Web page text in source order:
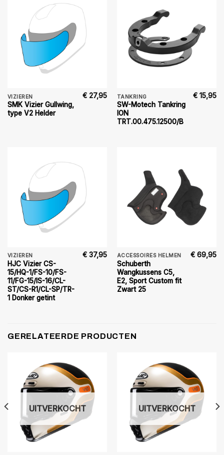
VIZIEREN
SMK Vizier Gullwing,
type V2 Helder
€ 27,95 TANKRING
SW-Motech Tankring
ION
TRT.00.475.12500/B
€ 15,95
VIZIEREN
HJC Vizier CS-
15/HQ-1/FS-10/FS-
11/FG-15/IS-16/CL-
ST/CS-R1/CL-SP/TR-
1 Donker getint
€ 37,95 ACCESSOIRES HELMEN
Schuberth
Wangkussens C5,
E2, Sport Custom fit
Zwart 25
€ 69,95
GERELATEERDE PRODUCTEN
UITVERKOCHT UITVERKOCHT